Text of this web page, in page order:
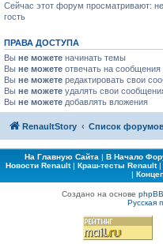
Сейчас этот форум просматривают:
гость
ПРАВА ДОСТУПА
Вы не можете начинать темы
Вы не можете отвечать на сообщения
Вы не можете редактировать свои
Вы не можете удалять свои
Вы не можете добавлять вложения
RenaultStory Список
На Главную Сайта | В Начало
Новости Renault| Краш-тесты Renault|
|
Создано на основе phpBB
Русская